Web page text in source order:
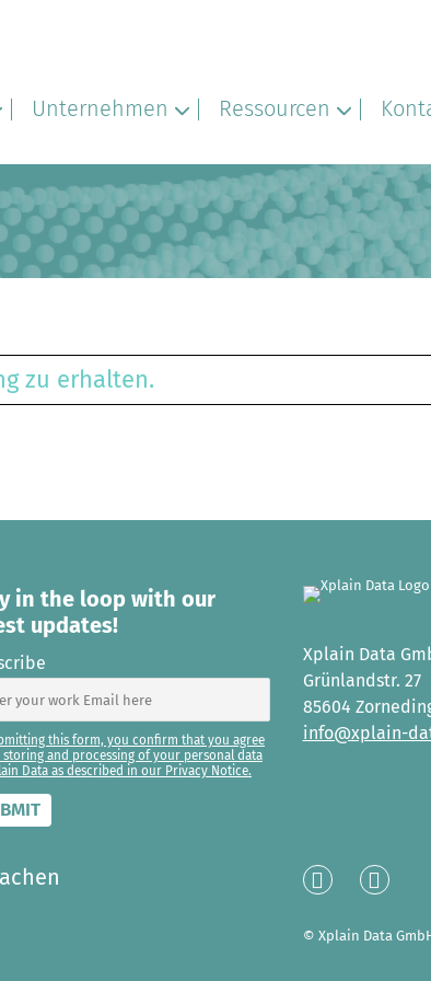
Unternehmen Ressourcen
zu erhalten.
in the loop with our
updates!
this form, you confirm that you agree
and processing of your personal data
Data as described in our Privacy Notice.
Xplain Data
Grünlandstr. 27
85604
info@xplain-
LinkedXING
© Xplain Data